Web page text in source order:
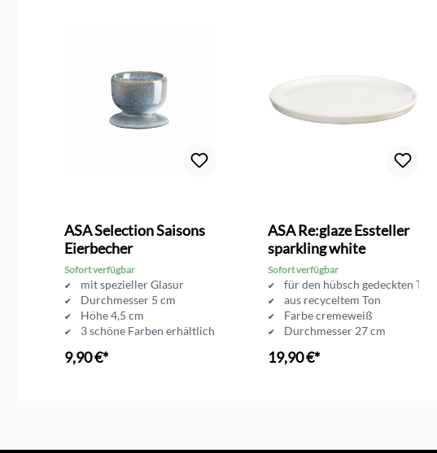
ASA Selection Saisons
Eierbecher
Sofort verfügbar
mit spezieller Glasur
Durchmesser 5 cm
Höhe 4,5 cm
3 schöne Farben erhältlich
9,90 €*
ASA Re:glaze Essteller
sparkling white
Sofort verfügbar
für den hübsch gedeckten Tisch
aus recyceltem Ton
Farbe cremeweiß
Durchmesser 27 cm
19,90 €*